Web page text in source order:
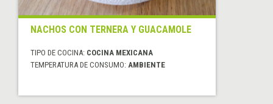
NACHOS CON TERNERA Y GUACAMOLE
TIPO DE COCINA: COCINA MEXICANA
TEMPERATURA DE CONSUMO: AMBIENTE